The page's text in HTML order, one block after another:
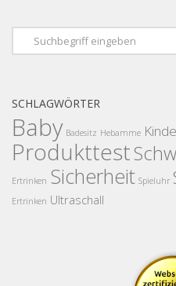
SCHLAGWÖRTER
Baby Badesitz Hebamme
Produkttest
Ertrinken Sicherheit Spieluhr
Ertrinken Ultraschall